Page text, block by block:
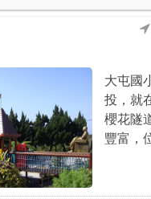
大屯國
投，就
櫻花隧
豐富，